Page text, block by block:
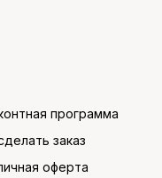
программа
заказ
оферта